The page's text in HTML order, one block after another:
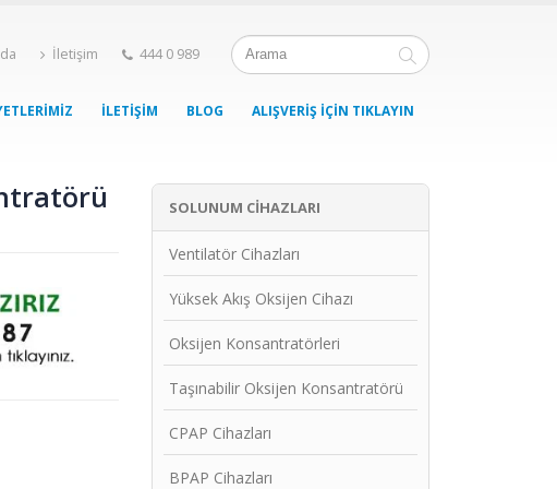
İletişim 444 0 989
İLETIŞIM BLOG ALIŞVERIŞ İÇIN TIKLAYIN
SOLUNUM CIHAZLARI
Ventilatör Cihazları
Yüksek Akış Oksijen Cihazı
Oksijen Konsantratörleri
Taşınabilir Oksijen Konsantratörü
CPAP Cihazları
BPAP Cihazları